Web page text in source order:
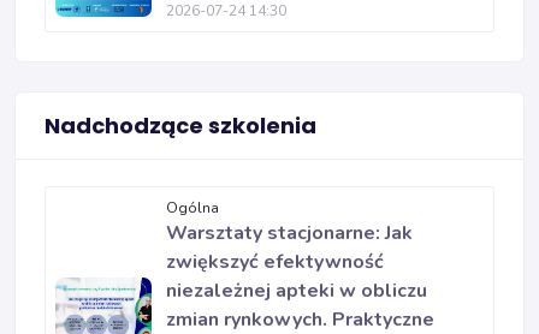
2026-07-24 14:30
Nadchodzące szkolenia
Ogólna
Warsztaty stacjonarne: Jak
zwiększyć efektywność
niezależnej apteki w obliczu
zmian rynkowych. Praktyczne